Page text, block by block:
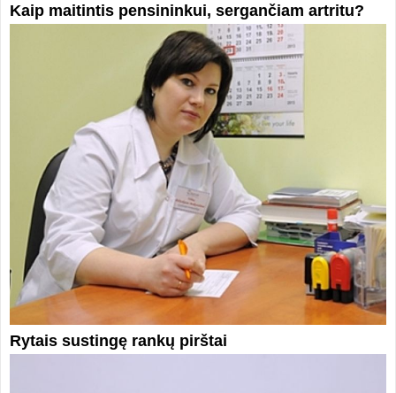
Kaip maitintis pensininkui, sergančiam artritu?
Rytais sustingę rankų pirštai